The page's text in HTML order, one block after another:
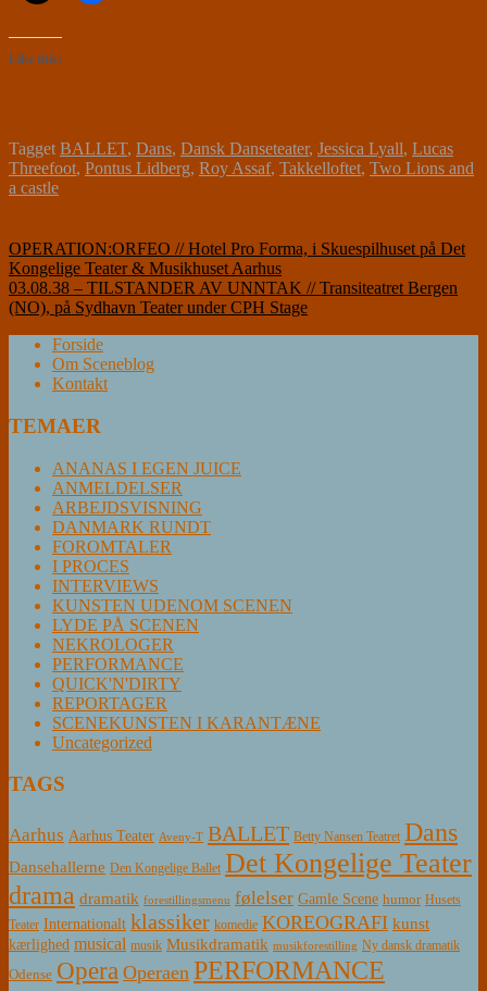
Like this:
TaggetBALLET, Dans, Dansk Danseteater, Jessica Lyall, Lucas
Threefoot, Pontus Lidberg, Roy Assaf, Takkelloftet, Two Lions and
a castle
Indlægsnavigation
OPERATION:ORFEO // Hotel Pro Forma, i Skuespilhuset på Det
Kongelige Teater & Musikhuset Aarhus
03.08.38 – TILSTANDER AV UNNTAK // Transiteatret Bergen
(NO), på Sydhavn Teater under CPH Stage
Forside
Om Sceneblog
Kontakt
TEMAER
ANANAS I EGEN JUICE
ANMELDELSER
ARBEJDSVISNING
DANMARK RUNDT
FOROMTALER
I PROCES
INTERVIEWS
KUNSTEN UDENOM SCENEN
LYDE PÅ SCENEN
NEKROLOGER
PERFORMANCE
QUICK'N'DIRTY
REPORTAGER
SCENEKUNSTEN I KARANTÆNE
Uncategorized
TAGS
Aarhus Aarhus Teater Aveny-T BALLET Betty Nansen Teatret Dans
Dansehallerne Den Kongelige Ballet Det Kongelige Teater
drama dramatik forestillingsmenu følelser Gamle Scene humor Husets
Teater Internationalt klassiker komedie KOREOGRAFI kunst
kærlighed musical musik Musikdramatik musikforestilling Ny dansk dramatik
Odense Opera Operaen PERFORMANCE